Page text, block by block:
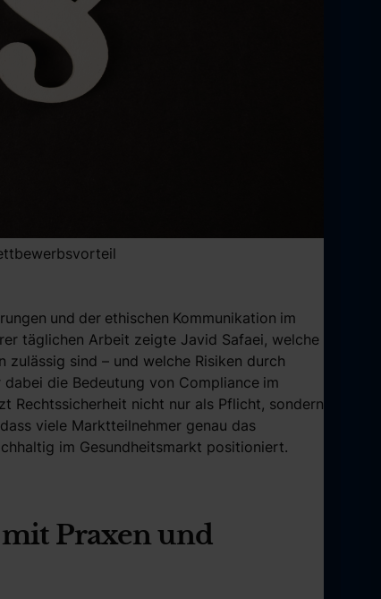
und der ethischen Kommunikation im
täglichen Arbeit zeigte Javid Safaei, welche
sind – und welche Risiken durch
die Bedeutung von Compliance im
Rechtssicherheit nicht nur als Pflicht, sondern
viele Marktteilnehmer genau das
im Gesundheitsmarkt positioniert.
Praxen und